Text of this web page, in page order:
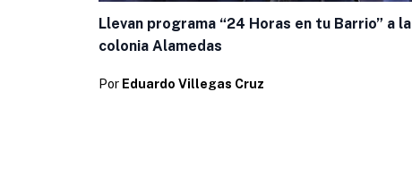
Llevan programa “24 Horas en tu Barrio” a la
colonia Alamedas
Por Eduardo Villegas Cruz